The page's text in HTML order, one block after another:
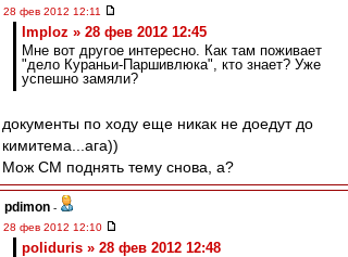
28 фев 2012 12:11
Imploz » 28 фев 2012 12:45
Мне вот другое интересно. Как там поживает
"дело Кураньи-Паршивлюка", кто знает? Уже
успешно замяли?
документы по ходу еще никак не доедут до
кимитема...ага))
Мож СМ поднять тему снова, а?
pdimon -
28 фев 2012 12:10
poliduris » 28 фев 2012 12:48